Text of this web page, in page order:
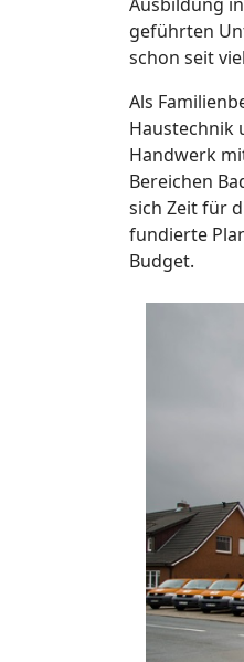
geführten
schon seit
Als
Haustechnik
Handwerk
Bereichen
sich Zeit für
fundierte
Budget.